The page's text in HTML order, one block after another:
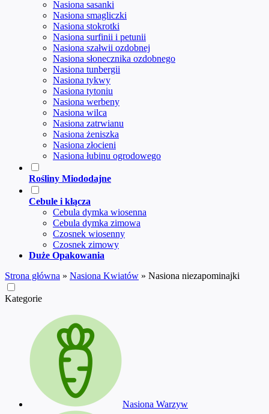
Nasiona sasanki
Nasiona smagliczki
Nasiona stokrotki
Nasiona surfinii i petunii
Nasiona szałwii ozdobnej
Nasiona słonecznika ozdobnego
Nasiona tunbergii
Nasiona tykwy
Nasiona tytoniu
Nasiona werbeny
Nasiona wilca
Nasiona zatrwianu
Nasiona żeniszka
Nasiona złocieni
Nasiona łubinu ogrodowego
Rośliny Miododajne
Cebule i kłącza
Cebula dymka wiosenna
Cebula dymka zimowa
Czosnek wiosenny
Czosnek zimowy
Duże Opakowania
Strona główna » Nasiona Kwiatów » Nasiona niezapominajki
Kategorie
Nasiona Warzyw